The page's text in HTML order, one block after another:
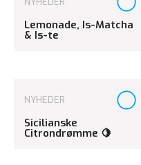
Lemonade, Is-Matcha
& Is-te
NYHEDER
Sicilianske
Citrondrømme 🍋